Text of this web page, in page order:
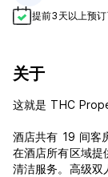
提前3天以上预订
关于
这就是 THC
酒店共有 19 间客
在酒店所有区域提
清洁服务。高级双